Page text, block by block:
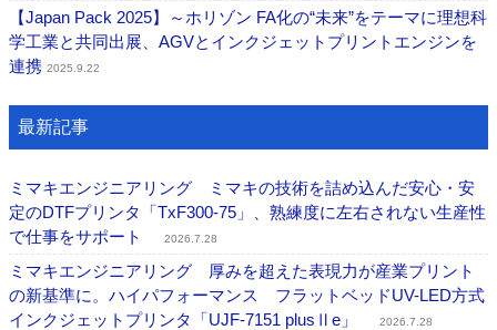
【Japan Pack 2025】～ホリゾン FA化の“未来”をテーマに理想科
学工業と共同出展、AGVとインクジェットプリントエンジンを
連携 2025.9.22
最新記事
ミマキエンジニアリング ミマキの技術を詰め込んだ安心・安
定のDTFプリンタ「TxF300-75」、熟練度に左右されない生産性
で仕事をサポート
2026.7.28
ミマキエンジニアリング 厚みを超えた表現力が産業プリント
の新基準に。ハイパフォーマンス フラットベッドUV-LED方式
インクジェットプリンタ「UJF-7151 plusⅡe」
2026.7.28